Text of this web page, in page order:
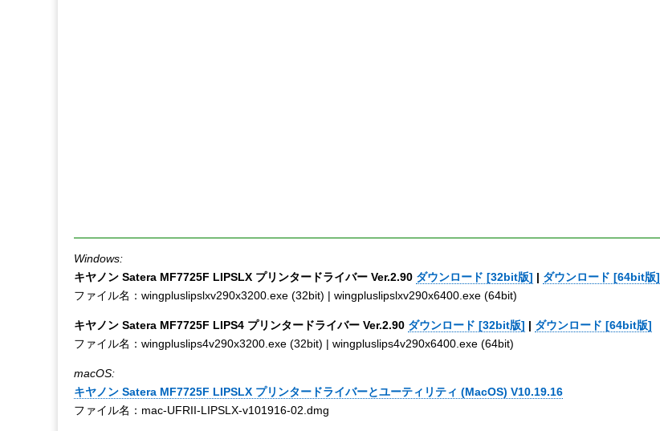
Windows:
キヤノン Satera MF7725F LIPSLX プリンタードライバー Ver.2.90 ダウンロード [32bit版] | ダウンロード [64bit版]
ファイル名：wingpluslipslxv290x3200.exe (32bit) | wingpluslipslxv290x6400.exe (64bit)
キヤノン Satera MF7725F LIPS4 プリンタードライバー Ver.2.90 ダウンロード [32bit版] | ダウンロード [64bit版]
ファイル名：wingpluslips4v290x3200.exe (32bit) | wingpluslips4v290x6400.exe (64bit)
macOS:
キヤノン Satera MF7725F LIPSLX プリンタードライバーとユーティリティ (MacOS) V10.19.16
ファイル名：mac-UFRII-LIPSLX-v101916-02.dmg